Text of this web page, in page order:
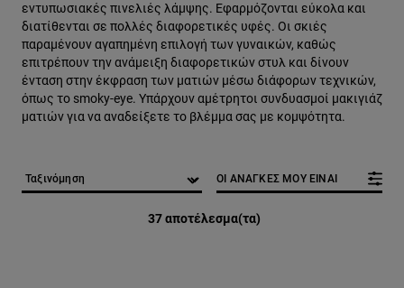
εντυπωσιακές πινελιές λάμψης. Εφαρμόζονται εύκολα και
διατίθενται σε πολλές διαφορετικές υφές. Οι σκιές
παραμένουν αγαπημένη επιλογή των γυναικών, καθώς
επιτρέπουν την ανάμειξη διαφορετικών στυλ και δίνουν
ένταση στην έκφραση των ματιών μέσω διάφορων τεχνικών,
όπως το smoky-eye. Υπάρχουν αμέτρητοι συνδυασμοί μακιγιάζ
ματιών για να αναδείξετε το βλέμμα σας με κομψότητα.
37 αποτέλεσμα(τα)
ΟΙ ΑΝΑΓΚΕΣ ΜΟΥ ΕΙΝΑΙ